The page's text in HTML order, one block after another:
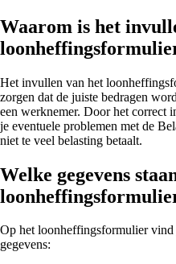
Waarom is het
Het invullen van het
zorgen dat de juiste bedragen
een werknemer. Door het correct
je eventuele problemen met de
niet te veel belasting betaalt.
Welke gegevens
Op het loonheffingsformulier vind
gegevens: